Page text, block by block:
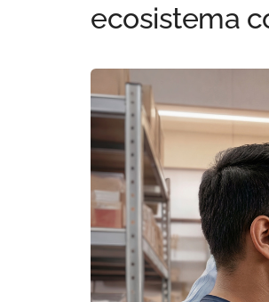
ecosistema